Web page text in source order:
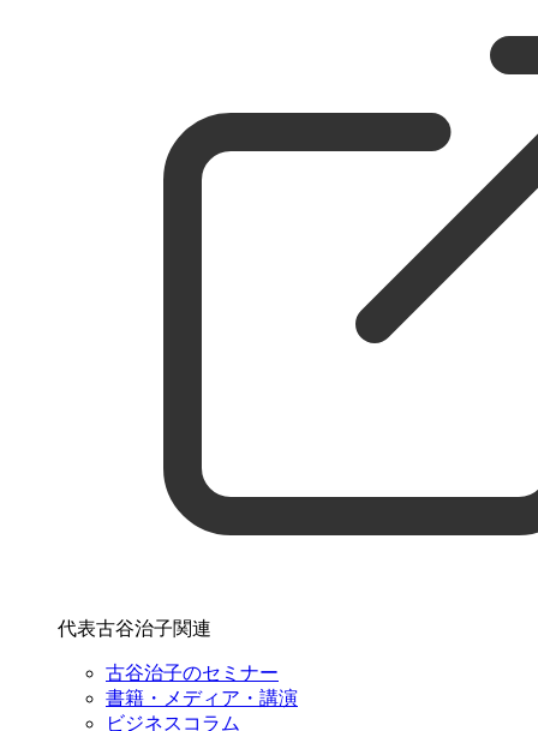
代表古谷治子関連
古谷治子のセミナー
書籍・メディア・講演
ビジネスコラム